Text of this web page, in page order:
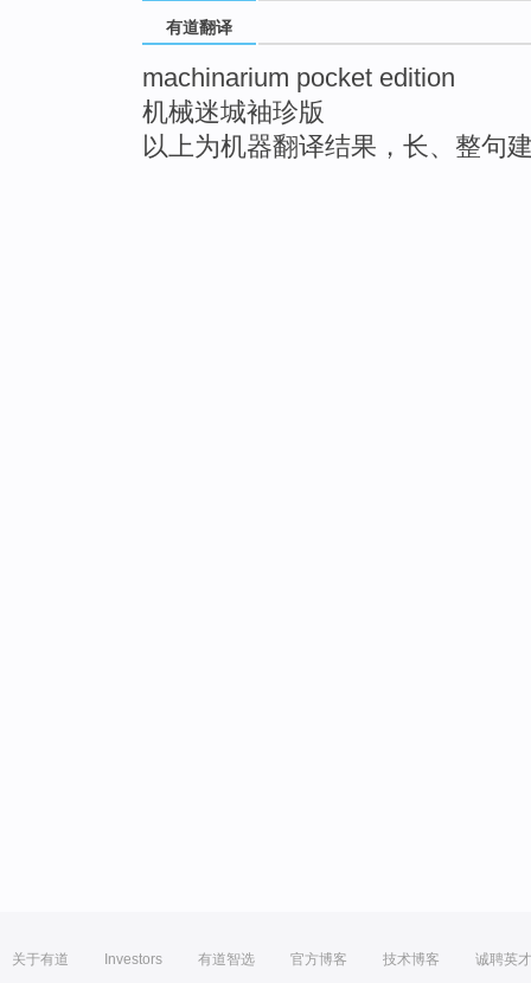
有道翻译
machinarium pocket edition
机械迷城袖珍版
以上为机器翻译结果，长、整句
关于有道 Investors 有道智选 官方博客 技术博客 诚聘英才